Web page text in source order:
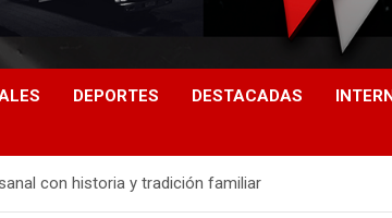
DEPORTES DESTACADAS
con historia y tradición familiar